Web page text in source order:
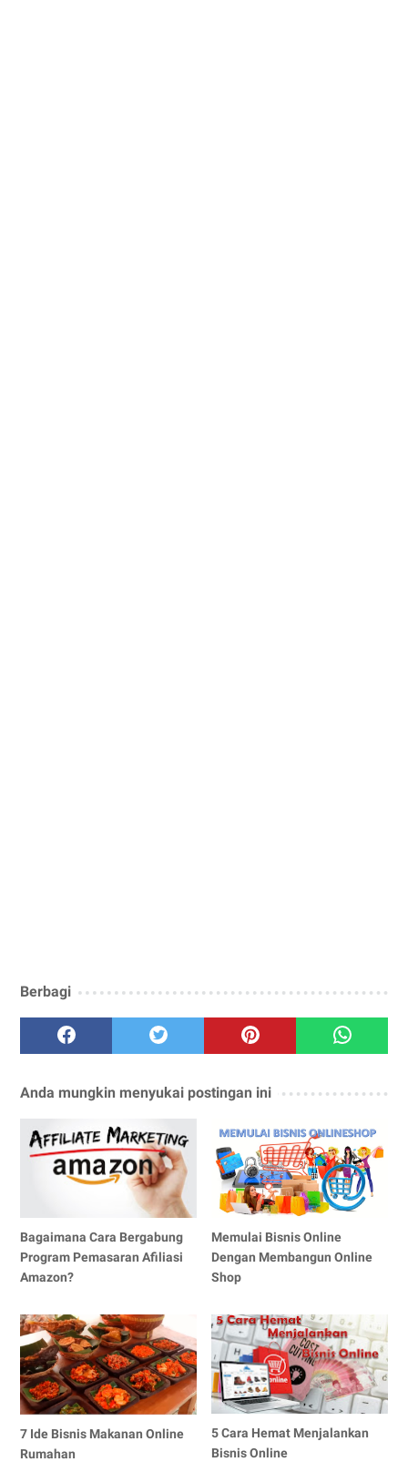
Berbagi
Anda mungkin menyukai postingan ini
Bagaimana Cara Bergabung
Program Pemasaran Afiliasi
Amazon?
Memulai Bisnis Online
Dengan Membangun Online
Shop
7 Ide Bisnis Makanan Online
Rumahan
5 Cara Hemat Menjalankan
Bisnis Online